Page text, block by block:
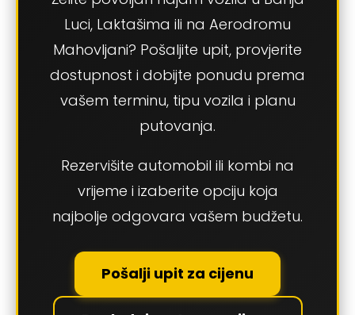
Luci, Laktašima ili na Aerodromu
Mahovljani? Pošaljite upit, provjerite
dostupnost i dobijte ponudu prema
vašem terminu, tipu vozila i planu
putovanja.
Rezervišite automobil ili kombi na
vrijeme i izaberite opciju koja
najbolje odgovara vašem budžetu.
Pošalji upit za cijenu